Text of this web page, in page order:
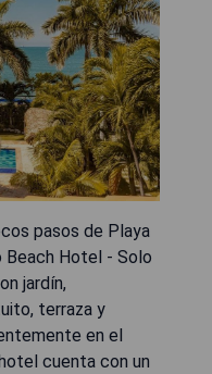
pasos de Playa
Beach Hotel - Solo
jardín,
terraza y
en el
cuenta con un